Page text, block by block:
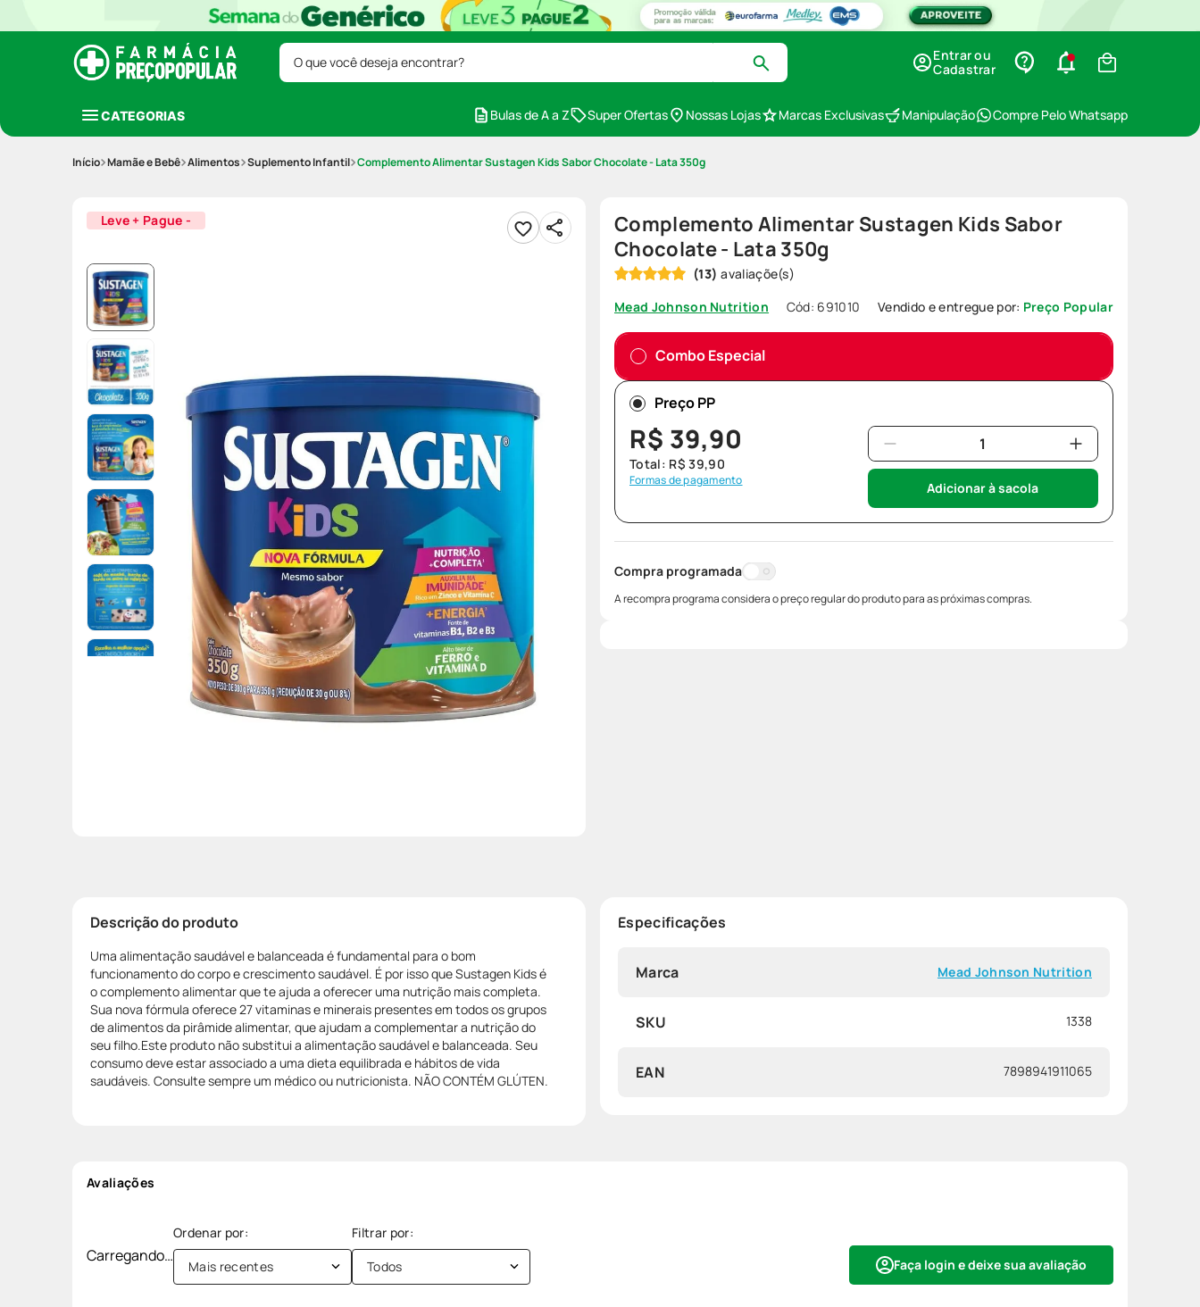
O que você deseja encontrar?
Entrar ou
Cadastrar
CATEGORIAS Bulas de A a Z Super Ofertas Nossas Lojas Marcas Exclusivas Manipulação Compre Pelo Whatsapp
Mamãe e Bebê Alimentos Suplemento Infantil Complemento Alimentar Sustagen Kids Sabor Chocolate - Lata 350g
Leve + Pague -
Complemento Alimentar Sustagen Kids Sabor
Chocolate - Lata 350g
(13)
Mead Johnson Nutrition
Cód: 691010 Vendido e entregue por: Preço Popular
Combo Especial
Preço PP
R$ 39,90
Total: R$ 39,90
Formas de pagamento Adicionar à sacola
Compra programada
A recompra programa considera o preço regular do produto para as próximas compras.
Descrição do produto
Uma alimentação saudável e balanceada é fundamental para o bom
funcionamento do corpo e crescimento saudável. É por isso que Sustagen Kids é
o complemento alimentar que te ajuda a oferecer uma nutrição mais completa.
Sua nova fórmula oferece 27 vitaminas e minerais presentes em todos os grupos
de alimentos da pirâmide alimentar, que ajudam a complementar a nutrição do
seu filho.Este produto não substitui a alimentação saudável e balanceada. Seu
consumo deve estar associado a uma dieta equilibrada e hábitos de vida
saudáveis. Consulte sempre um médico ou nutricionista. NÃO CONTÉM GLÚTEN.
Especificações
Marca Mead Johnson Nutrition
SKU 1338
EAN 7898941911065
Avaliações
Carregando… Faça login e deixe sua avaliação
Mais recentes Todos